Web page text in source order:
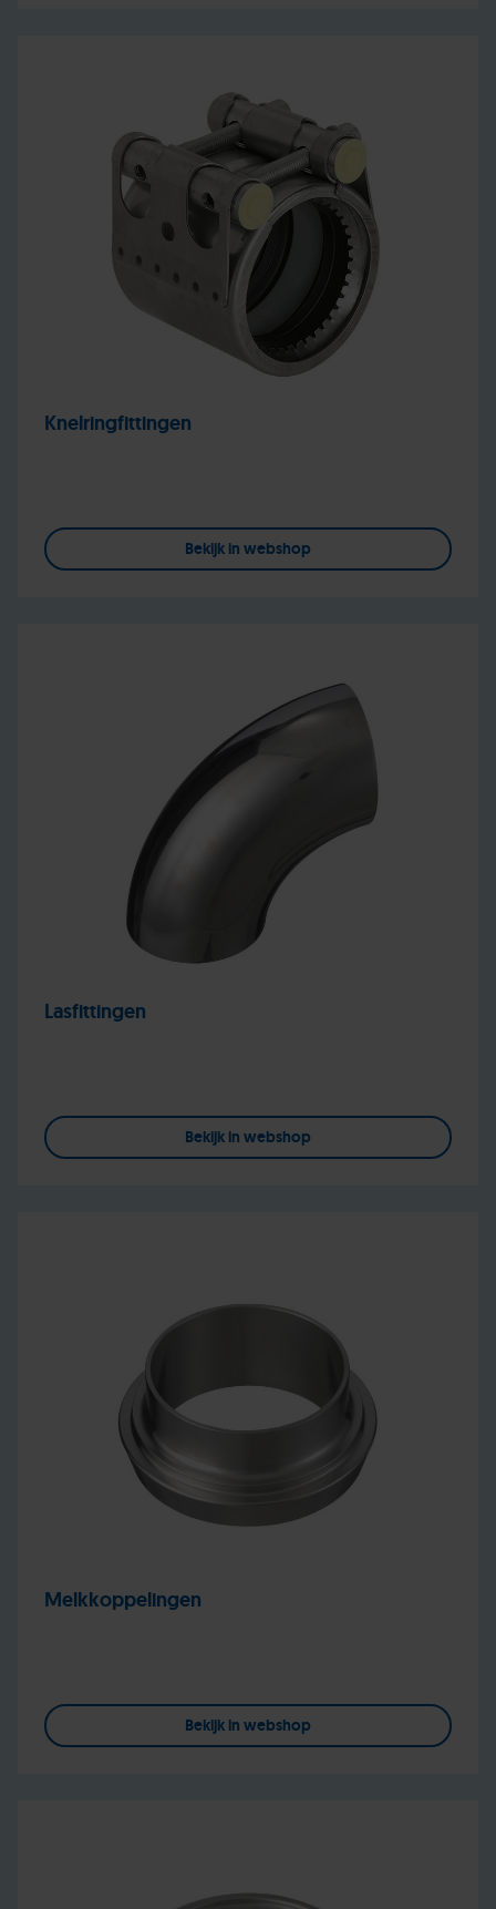
Knelringfittingen
Bekijk in webshop
Lasfittingen
Bekijk in webshop
Melkkoppelingen
Bekijk in webshop